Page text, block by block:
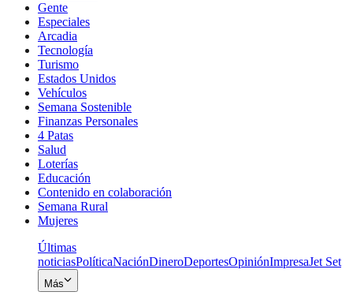
Gente
Especiales
Arcadia
Tecnología
Turismo
Estados Unidos
Vehículos
Semana Sostenible
Finanzas Personales
4 Patas
Salud
Loterías
Educación
Contenido en colaboración
Semana Rural
Mujeres
Últimas
noticiasPolíticaNaciónDineroDeportesOpiniónImpresaJet Set
Más